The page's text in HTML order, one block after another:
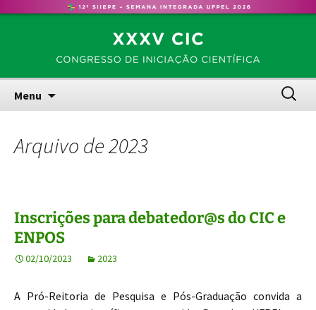
CIC
Congresso de Iniciação Científica – UFPel
Menu
por:
Arquivo de 2023
Inscrições para debatedor@s do CIC e
ENPOS
02/10/2023 2023
A Pró-Reitoria de Pesquisa e Pós-Graduação convida a